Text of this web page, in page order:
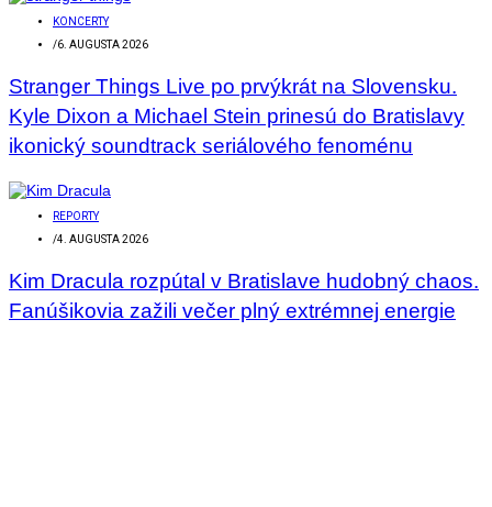
KONCERTY
/6. AUGUSTA 2026
Stranger Things Live po prvýkrát na Slovensku.
Kyle Dixon a Michael Stein prinesú do Bratislavy
ikonický soundtrack seriálového fenoménu
REPORTY
/4. AUGUSTA 2026
Kim Dracula rozpútal v Bratislave hudobný chaos.
Fanúšikovia zažili večer plný extrémnej energie